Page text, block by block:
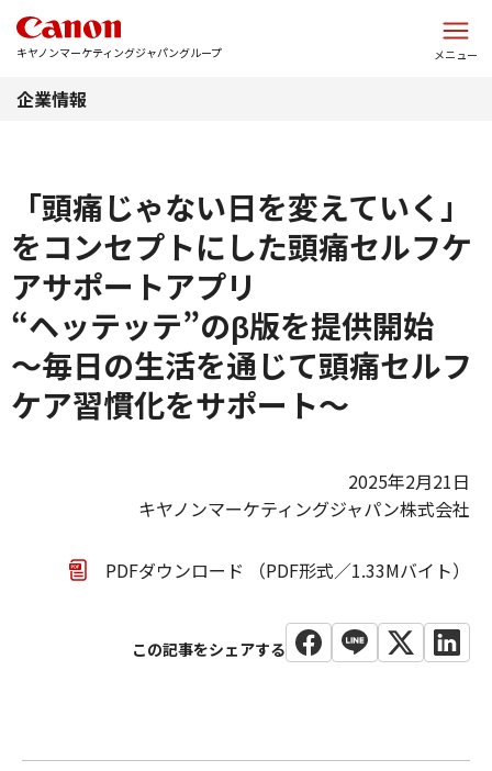
キヤノンマーケティングジャパングループ メニュー
企業情報
「頭痛じゃない日を変えていく」
をコンセプトにした頭痛セルフケ
アサポートアプリ
“ヘッテッテ”のβ版を提供開始
～毎日の生活を通じて頭痛セルフ
ケア習慣化をサポート～
2025年2月21日
キヤノンマーケティングジャパン株式会社
PDFダウンロード （PDF形式／1.33Mバイト）